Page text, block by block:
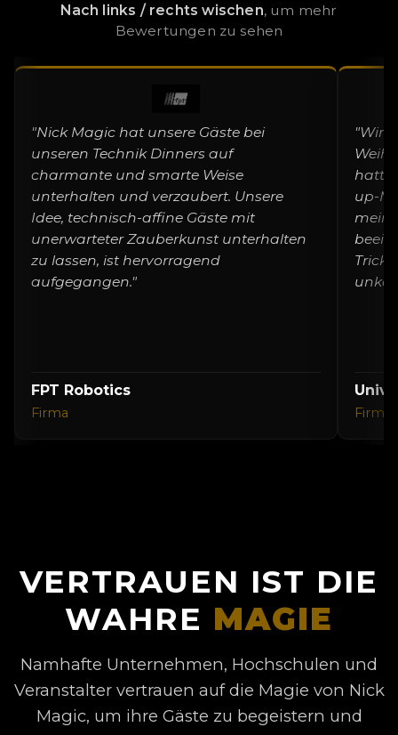
Nach links / rechts wischen, um mehr
Bewertungen zu sehen
"Nick Magic hat unsere Gäste bei
unseren Technik Dinners auf
charmante und smarte Weise
unterhalten und verzaubert. Unsere
Idee, technisch-affine Gäste mit
unerwarteter Zauberkunst unterhalten
zu lassen, ist hervorragend
aufgegangen."
FPT Robotics
Firma
"Wir
up-
Firma
VERTRAUEN IST DIE
WAHRE MAGIE
Namhafte Unternehmen, Hochschulen und
Veranstalter vertrauen auf die Magie von Nick
Magic, um ihre Gäste zu begeistern und